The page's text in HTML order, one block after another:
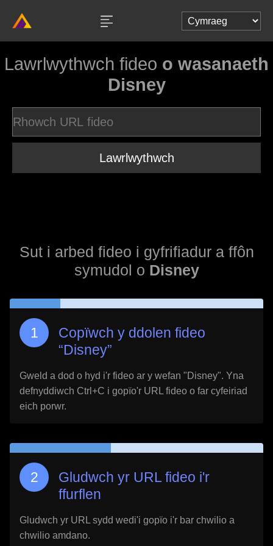
Lawrlwythwch fideo o wasanaeth
Disney
Lawrlwythwch
Sut i arbed fideo i gyfrifiadur a ffôn
symudol o Disney
Copïwch y ddolen fideo
“Disney”
Gweld a dod o hyd i'r fideo ar y wefan "Disney". Yna
defnyddiwch Ctrl+C i gopïo'r URL fideo o far cyfeiriad
eich porwr.
Gludwch yr URL fideo i'r
ffurflen
Gludwch yr URL sydd wedi'i gopïo i'r bar chwilio a
chwilio amdano.